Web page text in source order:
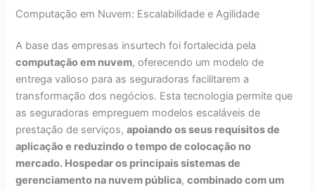
Computação em Nuvem: Escalabilidade e Agilidade
A base das empresas insurtech foi fortalecida pela
computação em nuvem, oferecendo um modelo de
entrega valioso para as seguradoras facilitarem a
transformação dos negócios. Esta tecnologia permite que
as seguradoras empreguem modelos escaláveis de
prestação de serviços,apoiando os seus requisitos de
aplicação e reduzindo o tempo de colocação no
mercado. Hospedar os principais sistemas de
gerenciamento na nuvem pública,combinado com um